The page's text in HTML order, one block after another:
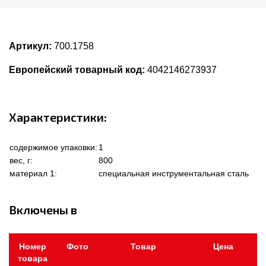
Артикул: 700.1758
Европейский товарный код: 4042146273937
Характеристики:
содержимое упаковки: 1
вес, г:
800
материал 1:
специальная инструментальная сталь
Включены в
Номер
товара
Фото Товар Цена